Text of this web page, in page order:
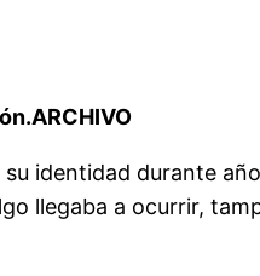
identidad durante
llegaba a ocurrir,